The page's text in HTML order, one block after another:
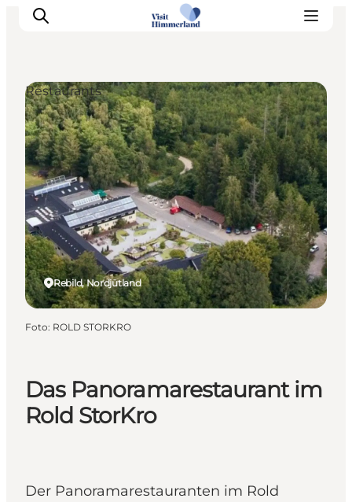
Erlebnisse
Natur
Städte und Orte
Das passiert
Reiseplanung
Praktische Informationen
Das Panoramarestaurant im
Rold StorKro
Der Panoramarestauranten im Rold
Rebild, Nordjütland
Restaurants
Foto: ROLD STORKRO